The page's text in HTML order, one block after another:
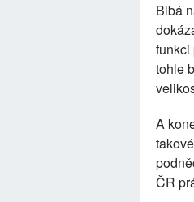
Blbá
funkci
tohle
A
ČR